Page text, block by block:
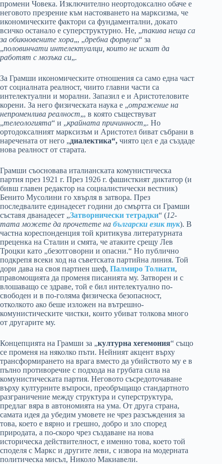
промени Човека. Изключително неортодоксално обаче е
неговото презрение към настояването на марксизма, че
икономическите фактори са фундаментални, докато
всичко останало е суперструктурно. Не, „такива неща са
за обикновените хора„, „дребна формула“ за
„половинчати интелектуалци, които не искат да
работят с мозъка си„.
За Грамши икономическите отношения са само една част
от социалната реалност, чиито главни части са
интелектуални и морални. Запазил е и Аристотеловите
корени. За него физическата наука е „отражение на
непроменлива реалност„, в която съществуват
„телеологията“ и „крайната причинност„. Но
ортодоксалният марксизъм и Аристотел биват събрани в
наречената от него „диалектика“, чиято цел е да създаде
нова реалност от старата.
Грамши съосновава италианската комунистическа
партия през 1921 г. През 1926 г. фашисткият диктатор (и
бивш главен редактор на социалистически вестник)
Бенито Мусолини го хвърля в затвора. През
последвалите единадесет години до смъртта си Грамши
съставя дванадесет „Затворнически тетрадки“ (12-
тата можете да прочетете на български език тук). В
частна кореспонденция той критикува литературната
преценка на Сталин и смята, че атаките срещу Лев
Троцки като „безотговорни и опасни.“ Но публично
подкрепя всеки ход на съветската партийна линия. Той
дори дава на своя партиен шеф, Палмиро Толиати,
правомощията да променя писанията му. Затворен и с
влошаващо се здраве, той е бил интелектуално по-
свободен и в по-голяма физическа безопасност,
отколкото ако беше изложен на вътрешно-
комунистическите чистки, които убиват толкова много
от другарите му.
Концепцията на Грамши за „културна хегемония“ също
се променя на няколко пъти. Нейният акцент върху
трансформирането на врага вместо да убийството му е в
пълно противоречие с подхода на грубата сила на
комунистическата партия. Неговото съсредоточаване
върху културните въпроси, преобръщащо стандартното
разграничение между структура и суперструктура,
предлаг вяра в автономията на ума. От друга страна,
самата идея да убедим умовете не чрез разсъждения за
това, което е вярно и грешно, добро и зло според
природата, а по-скоро чрез създаване на нова
историческа действителност, е именно това, което той
споделя с Маркс и другите леви, с извора на модерната
политическа мисъл, Николо Макиавели.